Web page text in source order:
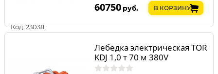
Код: 23038
60750 руб. В КОРЗИНУ
Лебедка электрическая TOR
KDJ 1,0 т 70 м 380V